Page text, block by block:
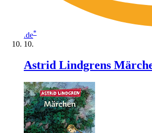
.de*
Astrid Lindgrens